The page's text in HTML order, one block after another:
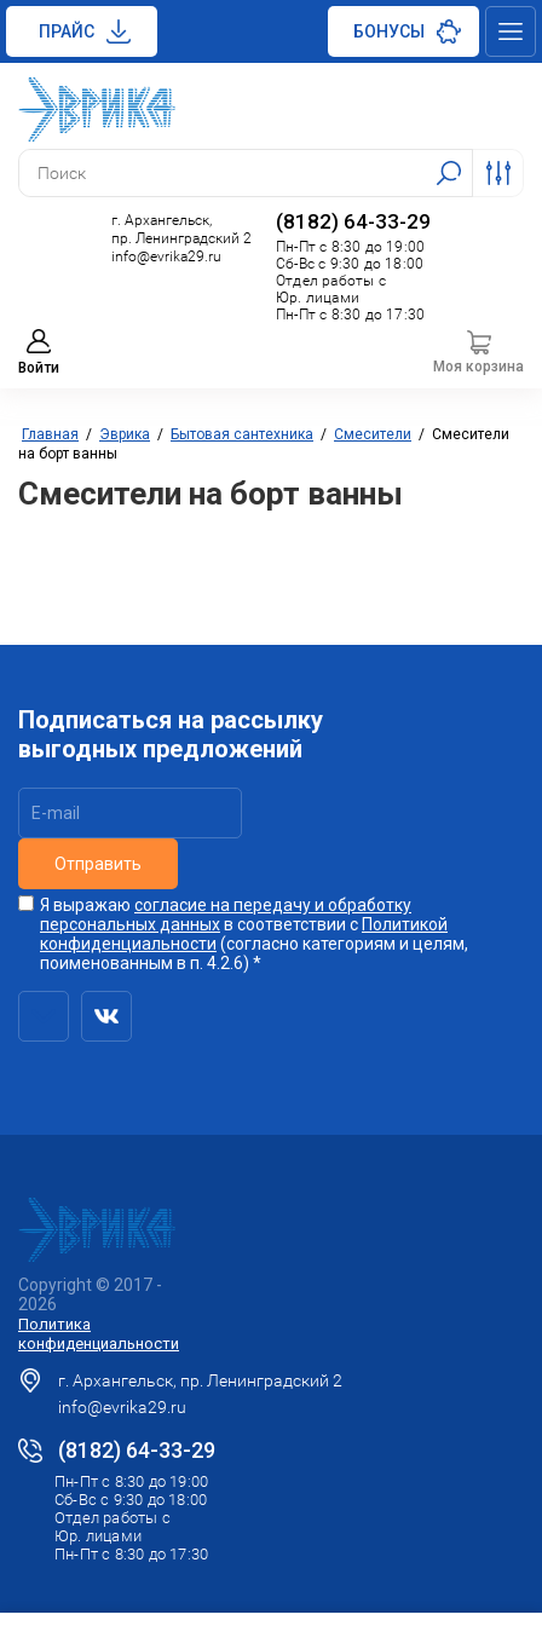
ПРАЙС БОНУСЫ
г. Архангельск,
пр. Ленинградский 2
info@evrika29.ru
(8182) 64-33-29
Пн-Пт с 8:30 до 19:00
Сб-Вс с 9:30 до 18:00
Отдел работы с
Юр. лицами
Пн-Пт с 8:30 до 17:30
Войти Моя корзина
Главная / Эврика / Бытовая сантехника / Смесители / Смесители
на борт ванны
Смесители на борт ванны
Подписаться на рассылку
выгодных предложений
Отправить
Я выражаю согласие на передачу и обработку
персональных данныхв соответствии с Политикой
конфиденциальности (согласно категориям и целям,
поименованным в п. 4.2.6) *
Copyright © 2017 -
2026
Политика
конфиденциальности
г. Архангельск, пр. Ленинградский 2
info@evrika29.ru
(8182) 64-33-29
Пн-Пт с 8:30 до 19:00
Сб-Вс с 9:30 до 18:00
Отдел работы с
Юр. лицами
Пн-Пт с 8:30 до 17:30